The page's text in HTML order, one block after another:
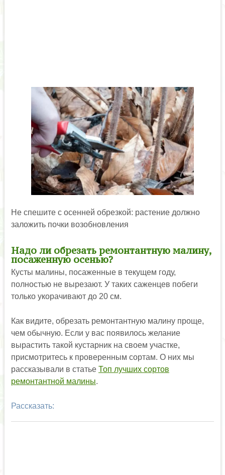
Не спешите с осенней обрезкой: растение должно
заложить почки возобновления
Надо ли обрезать ремонтантную малину,
посаженную осенью?
Кусты малины, посаженные в текущем году,
полностью не вырезают. У таких саженцев побеги
только укорачивают до 20 см.
Как видите, обрезать ремонтантную малину проще,
чем обычную. Если у вас появилось желание
вырастить такой кустарник на своем участке,
присмотритесь к проверенным сортам. О них мы
рассказывали в статье Топ лучших сортов
ремонтантной малины.
Рассказать: